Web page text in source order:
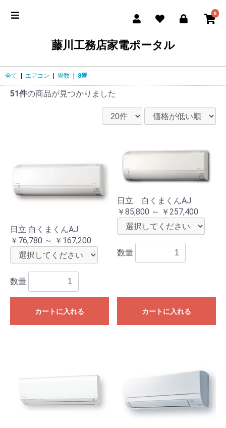
0
藤川工務店家電ポータル
全て エアコン 畳数 8畳
51件の商品が見つかりました
日立 白くまくんAJ
￥76,780 ～ ￥167,200
数量
カートに入れる
日立 白くまくんAJ
￥85,800 ～ ￥257,400
数量
カートに入れる